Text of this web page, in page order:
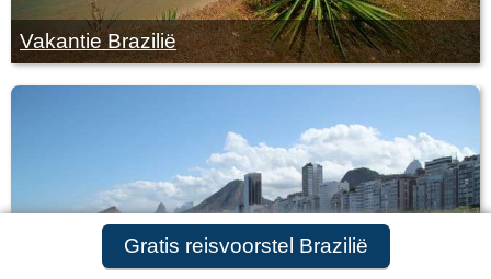
Gratis reisvoorstel aanvragen
Gratis reisvoorstel Brazilië
Vakantie Brazilië